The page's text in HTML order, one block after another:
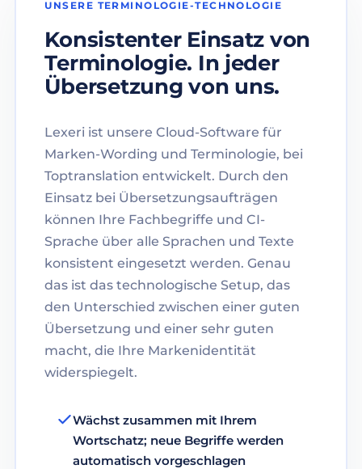
UNSERE TERMINOLOGIE-TECHNOLOGIE
Konsistenter Einsatz von
Terminologie. In jeder
Übersetzung von uns.
Lexeri ist unsere Cloud-Software für
Marken-Wording und Terminologie, bei
Toptranslation entwickelt. Durch den
Einsatz bei Übersetzungsaufträgen
können Ihre Fachbegriffe und CI-
Sprache über alle Sprachen und Texte
konsistent eingesetzt werden. Genau
das ist das technologische Setup, das
den Unterschied zwischen einer guten
Übersetzung und einer sehr guten
macht, die Ihre Markenidentität
widerspiegelt.
Wächst zusammen mit Ihrem
Wortschatz; neue Begriffe werden
automatisch vorgeschlagen